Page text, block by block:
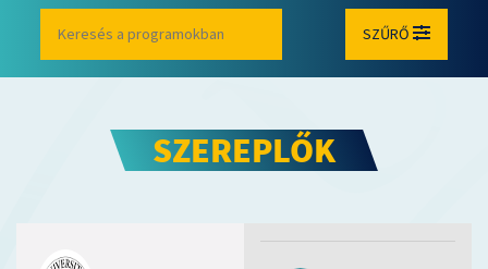
SZŰRŐ
SZEREPLŐK